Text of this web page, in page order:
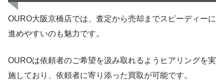
OURO大阪京橋店では、査定から売却までスピーディーに
進めやすいのも魅力です。
OUROは依頼者のご希望を汲み取れるようヒアリングを実
施しており、依頼者に寄り添った買取が可能です。